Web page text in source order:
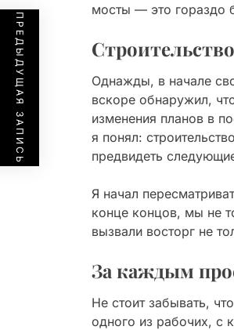
мосты — это гораздо
Однажды, в начале
вскоре обнаружил,
изменения планов в
я понял:
предвидеть
Я начал
конце концов, мы не
вызвали восторг не
За каждым
Не стоит забывать,
одного из рабочих, с
ПРЕДЫДУЩАЯ ЗАПИСЬ